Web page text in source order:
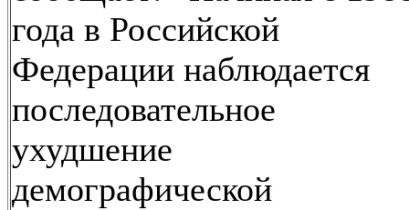
года в Российской
Федерации наблюдается
последовательное
ухудшение
демографической